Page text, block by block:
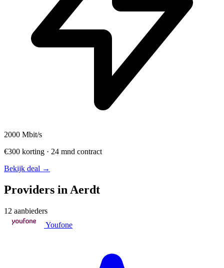
2000 Mbit/s
€300 korting · 24 mnd contract
Bekijk deal →
Providers in Aerdt
12 aanbieders
Youfone